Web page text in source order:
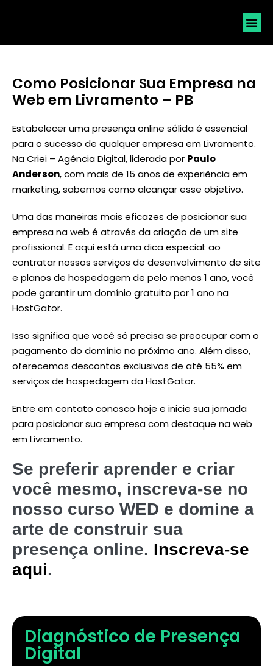
Como Posicionar Sua Empresa na
Web em Livramento – PB
Estabelecer uma presença online sólida é essencial
para o sucesso de qualquer empresa em Livramento.
Na Criei – Agência Digital, liderada por Paulo
Anderson, com mais de 15 anos de experiência em
marketing, sabemos como alcançar esse objetivo.
Uma das maneiras mais eficazes de posicionar sua
empresa na web é através da criação de um site
profissional. E aqui está uma dica especial: ao
contratar nossos serviços de desenvolvimento de site
e planos de hospedagem de pelo menos 1 ano, você
pode garantir um domínio gratuito por 1 ano na
HostGator.
Isso significa que você só precisa se preocupar com o
pagamento do domínio no próximo ano. Além disso,
oferecemos descontos exclusivos de até 55% em
serviços de hospedagem da HostGator.
Entre em contato conosco hoje e inicie sua jornada
para posicionar sua empresa com destaque na web
em Livramento.
Se preferir aprender e criar
você mesmo, inscreva-se no
nosso curso WED e domine a
arte de construir sua
presença online. Inscreva-se
aqui.
Diagnóstico de Presença
Digital